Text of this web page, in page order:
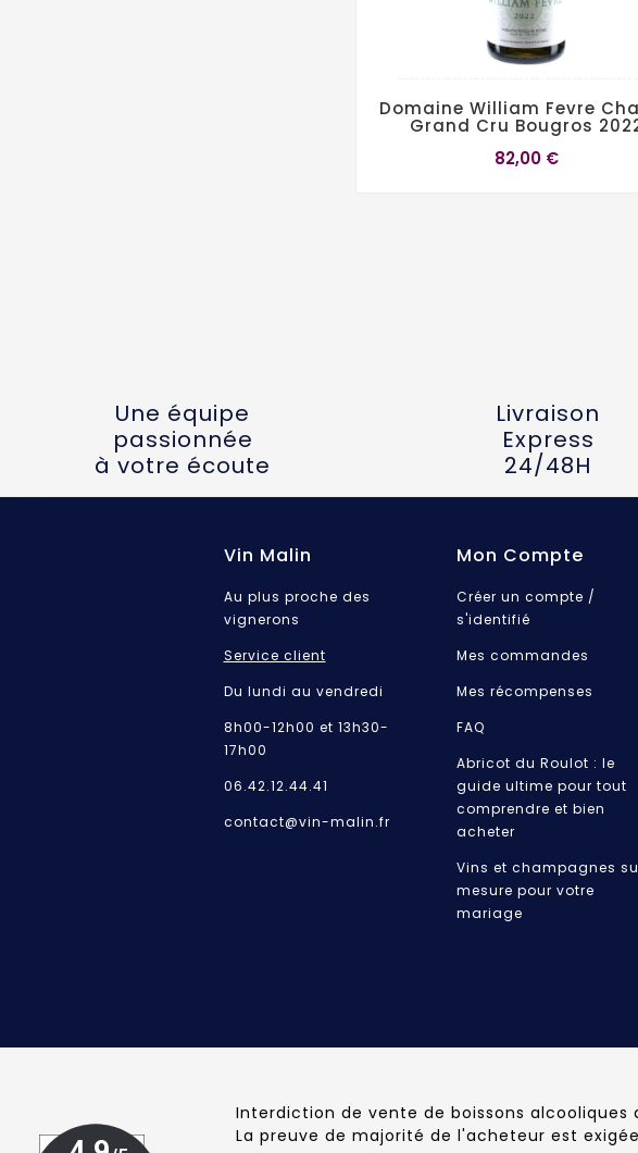
Domaine William Fevre
Grand Cru Bougros
82,00 €
Une équipe
passionnée
à votre écoute
Livraison
Express
24/48H
Vin Malin
Au plus proche des
vignerons
Service client
Du lundi au vendredi
8h00-12h00 et 13h30-
17h00
06.42.12.44.41
contact@vin-malin.fr
Mon Compte
Créer un compte /
s'identifié
Mes commandes
Mes récompenses
FAQ
Abricot du Roulot : le
guide ultime pour tout
comprendre et bien
acheter
Vins et champagnes
mesure pour votre
mariage
Interdiction de vente de boissons alcooliques
La preuve de majorité de l'acheteur est